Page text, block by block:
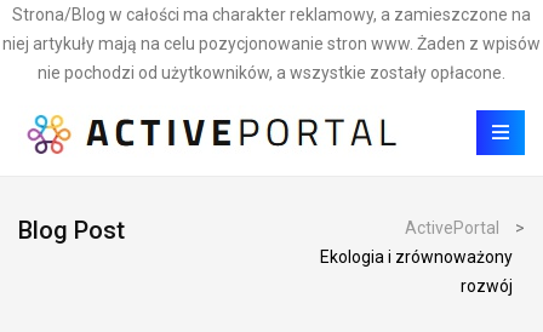
Strona/Blog w całości ma charakter reklamowy, a zamieszczone na
niej artykuły mają na celu pozycjonowanie stron www. Żaden z wpisów
nie pochodzi od użytkowników, a wszystkie zostały opłacone.
Blog Post ActivePortal
>
Ekologia i zrównoważony
rozwój